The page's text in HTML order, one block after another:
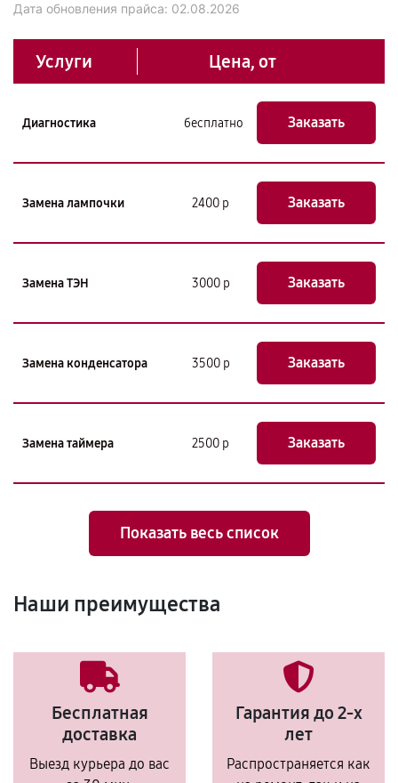
Дата обновления прайса: 02.08.2026
Услуги Цена, от
Диагностика бесплатно Заказать
Замена лампочки 2400 р Заказать
Замена ТЭН 3000 р Заказать
Замена конденсатора 3500 р Заказать
Замена таймера 2500 р Заказать
Показать весь список
Наши преимущества
Бесплатная
доставка
Выезд курьера до вас
Гарантия до 2-х
лет
Распространяется как